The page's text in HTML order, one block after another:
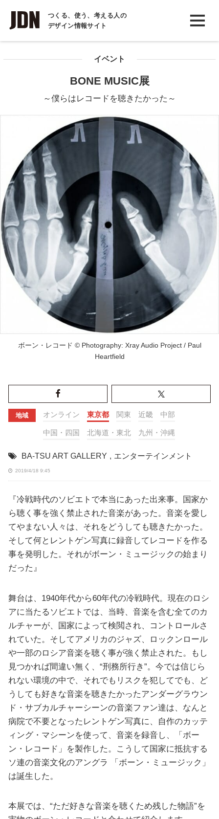
つくる、使う、考える人の
デザイン情報サイト
INTERVIEW
インタビュー
COLUMN
イベント
BONE MUSIC展
～僕らはレコードを聴きたかった～
ボーン・レコード © Photography: Xray Audio Project / Paul
Heartfield
地域 オンライン 東京都 関東 近畿 中部
中国・四国 北海道・東北 九州・沖縄
BA-TSU ART GALLERY , エンターテインメント
2019/4/18 9:45
『冷戦時代のソビエトで本当にあった出来事。国家か
ら聴く事を強く禁止された音楽があった。音楽を愛し
てやまない人々は、それをどうしても聴きたかった。
そして何とレントゲン写真に録音してレコードを作る
事を発明した。それがボーン・ミュージックの始まり
だった』
舞台は、1940年代から60年代の冷戦時代。現在のロシ
アに当たるソビエトでは、当時、音楽を含む全てのカ
ルチャーが、国家によって検閲され、コントロールさ
れていた。そしてアメリカのジャズ、ロックンロール
や一部のロシア音楽を聴く事が強く禁止された。もし
見つかれば間違い無く、“刑務所行き”。今では信じら
れない環境の中で、それでもリスクを犯してでも、ど
うしても好きな音楽を聴きたかったアンダーグラウン
ド・サブカルチャーシーンの音楽ファン達は、なんと
病院で不要となったレントゲン写真に、自作のカッテ
ィング・マシーンを使って、音楽を録音し、「ボー
ン・レコード」を製作した。こうして国家に抵抗する
ソ連の音楽文化のアングラ 「ボーン・ミュージック」
は誕生した。
本展では、“ただ好きな音楽を聴くため残した物語”を